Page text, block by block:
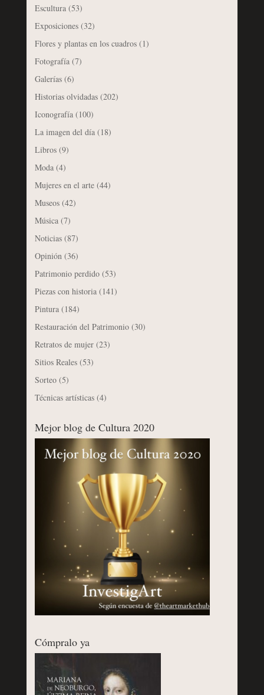
Escultura(53)
Exposiciones(32)
Flores y plantas en los cuadros(1)
Fotografía(7)
Galerías(6)
Historias olvidadas(202)
Iconografía(100)
La imagen del día(18)
Libros(9)
Moda(4)
Mujeres en el arte(44)
Museos(42)
Música(7)
Noticias(87)
Opinión(36)
Patrimonio perdido(53)
Piezas con historia(141)
Pintura(184)
Restauración del Patrimonio(30)
Retratos de mujer(23)
Sitios Reales(53)
Sorteo(5)
Técnicas artísticas(4)
Mejor blog de Cultura 2020
Cómpralo ya